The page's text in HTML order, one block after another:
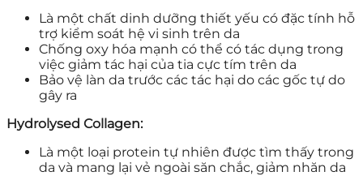
Là một chất dinh dưỡng thiết yếu có đặc tính hỗ
trợ kiểm soát hệ vi sinh trên da
Chống oxy hóa mạnh có thể có tác dụng trong
việc giảm tác hại của tia cực tím trên da
Bảo vệ làn da trước các tác hại do các gốc tự do
gây ra
Hydrolysed Collagen:
Là một loại protein tự nhiên được tìm thấy trong
da và mang lại vẻ ngoài săn chắc, giảm nhăn da